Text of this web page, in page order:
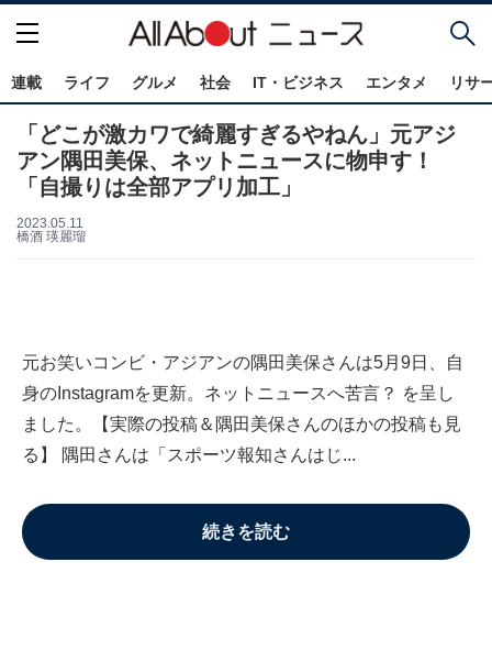
連載 ライフ グルメ 社会 IT・ビジネス エンタメ リサ
「どこが激カワで綺麗すぎるやねん」元アジ
アン隅田美保、ネットニュースに物申す！
「自撮りは全部アプリ加工」
2023.05.11
橋酒 瑛麗瑠
元お笑いコンビ・アジアンの隅田美保さんは5月9日、自
身のInstagramを更新。ネットニュースへ苦言？ を呈し
ました。【実際の投稿＆隅田美保さんのほかの投稿も見
る】 隅田さんは「スポーツ報知さんはじ...
続きを読む